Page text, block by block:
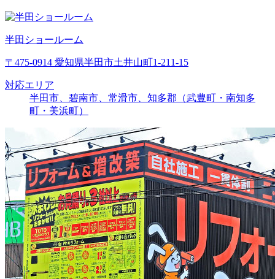
半田ショールーム
〒475-0914 愛知県半田市土井山町1-211-15
対応エリア
半田市、碧南市、常滑市、知多郡（武豊町・南知多
町・美浜町）